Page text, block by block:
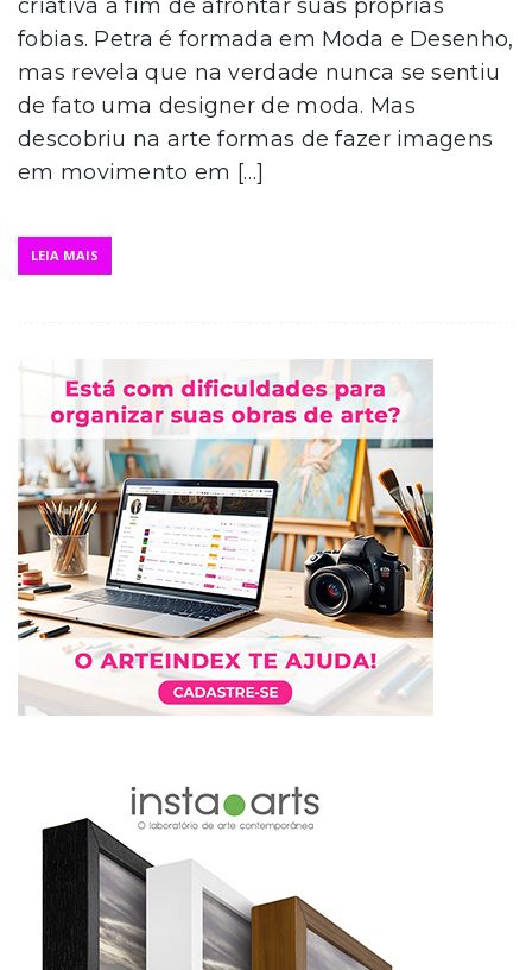
criativa a fim de afrontar suas próprias
fobias. Petra é formada em Moda e Desenho,
mas revela que na verdade nunca se sentiu
de fato uma designer de moda. Mas
descobriu na arte formas de fazer imagens
em movimento em […]
LEIA MAIS